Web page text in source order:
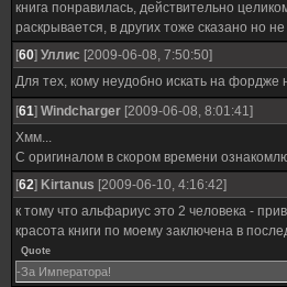
книга понравилась, действительно
раскрывается, в других тоже сказано но
[60] Уллис [2009-06-08, 7:50:50]
Для тех, кому неудобно искать на фордже
[61] Windcharger [2009-06-08, 8:01:41]
Хмм...
С оригиналом в скором времени
[62] Kirtanus [2009-06-10, 4:16:42]
к тому что альфариус это 2 человека -
красота книги по моему заключена в
Quote
-За Императора!